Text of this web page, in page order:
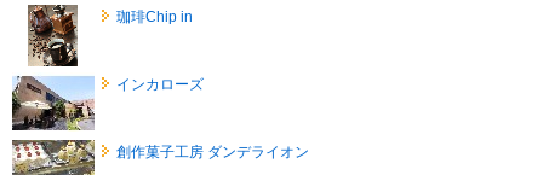
珈琲Chip in
インカローズ
創作菓子工房 ダンデライオン